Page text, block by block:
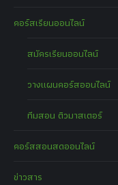
คอร์สเรียนออนไลน์
สมัครเรียนออนไลน์
วางแผนคอร์สออนไลน์
ทีมสอน ติวมาสเตอร์
คอร์สสอนสดออนไลน์
ข่าวสาร